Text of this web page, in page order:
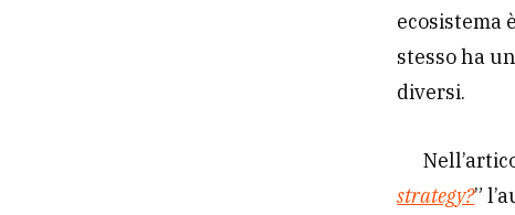
ecosistema
stesso ha
diversi.
strategy?”